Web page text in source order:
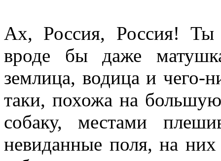
Ах, Россия, Россия!
вроде бы даже
землица, водица и чего-
таки, похожа на
собаку, местами
невиданные поля, на